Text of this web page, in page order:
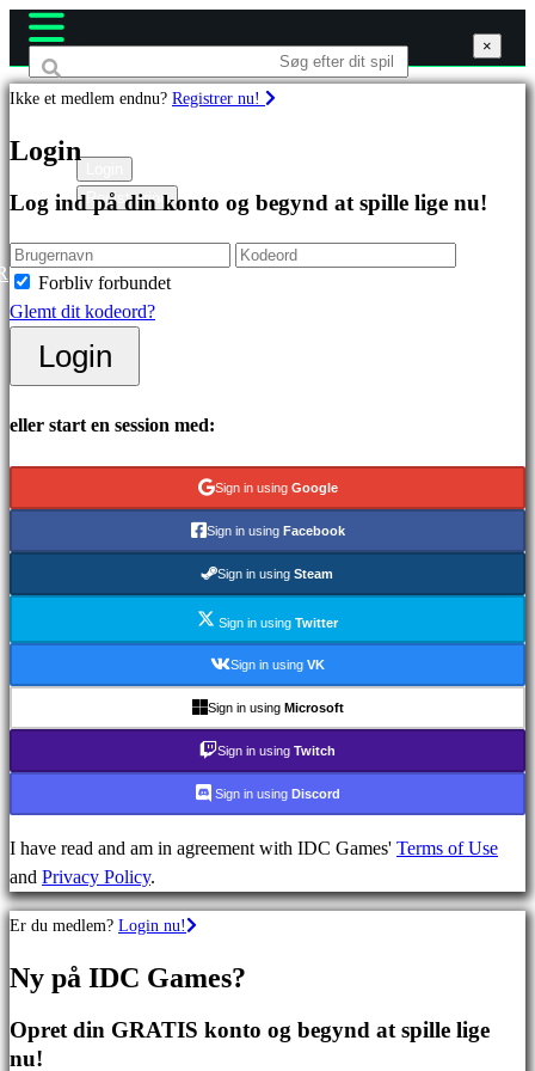
Spil
Featured
spil
Nye
Gratis
at
spille
Kategorier
Actionspil
MMO
spil
Racing
games
Indie
games
Simulation
games
games
Registrering
×
Ikke et medlem endnu? Registrer nu!
Login
Log ind på din konto og begynd at spille lige nu!
Forbliv forbundet
Glemt dit kodeord?
Login
eller start en session med:
Sign in using Google
Sign in using Facebook
Sign in using Steam
Sign in using Twitter
Sign in using VK
Sign in using Microsoft
Sign in using Twitch
Sign in using Discord
I have read and am in agreement with IDC Games' Terms of Use
and Privacy Policy.
×
Er du medlem? Login nu!
Ny på IDC Games?
Opret din GRATIS konto og begynd at spille lige
nu!
×